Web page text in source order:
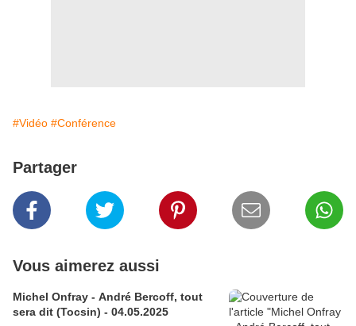
#Vidéo #Conférence
Partager
Vous aimerez aussi
Michel Onfray - André Bercoff, tout
sera dit (Tocsin) - 04.05.2025